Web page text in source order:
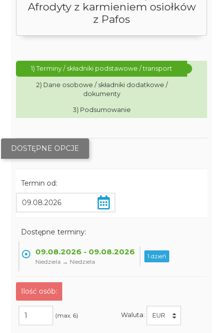
Afrodyty z karmieniem osiołków
z Pafos
1) Terminy / składniki podstawowe / transport
2) Dane osobowe / składniki dodatkowe /
dokumenty
3) Podsumowanie
DOSTĘPNE OPCJE
Termin od:
Dostępne terminy:
09.08.2026 - 09.08.2026
Niedziela → Niedziela
1 dzień
Ilość osób:
(max. 6) Waluta: